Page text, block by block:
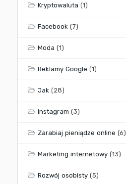
Kryptowaluta (1)
Facebook (7)
Moda (1)
Reklamy Google (1)
Jak (28)
Instagram (3)
Zarabiaj pieniądze online (6)
Marketing internetowy (13)
Rozwój osobisty (5)